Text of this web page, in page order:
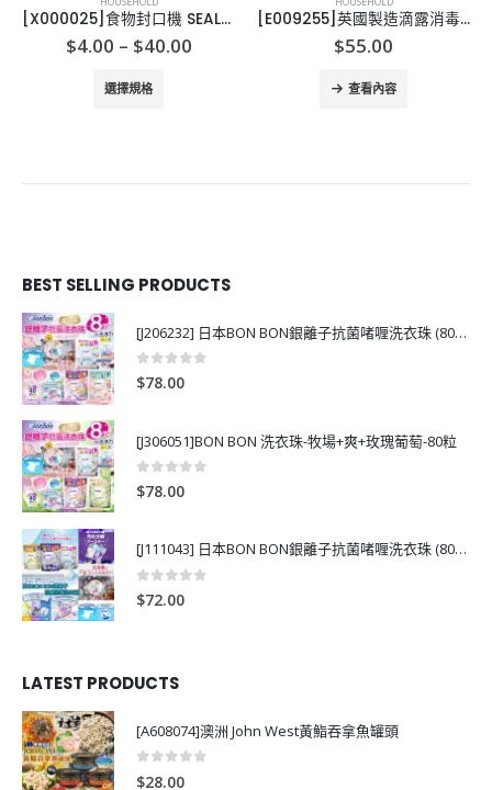
[X000025]食物封口機 SEALABAG
$4.00 – $40.00Price
選擇規格
[E009255]英國製造滴露消毒洗衣液 1L Dettol Laundry Cleaner
$55.00
查看內容
BEST SELLING PRODUCTS
[J206232] 日本BON BON銀離子抗菌啫喱洗衣珠 (80粒)
0out of 5
$78.00
[J306051]BON BON 洗衣珠-牧場+爽+玫瑰葡萄-80粒
0out of 5
$78.00
[J111043] 日本BON BON銀離子抗菌啫喱洗衣珠 (80粒)
0out of 5
$72.00
LATEST PRODUCTS
[A608074]澳洲 John West黃鮨吞拿魚罐頭
0
$28.00